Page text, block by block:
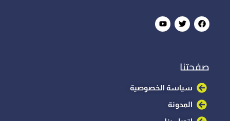
صفحتنا
سياسة الخصوصية
المدونة